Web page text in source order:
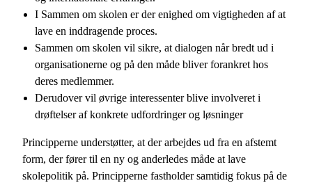
I Sammen om skolen er der enighed om vigtigheden af at
lave en inddragende proces.
Sammen om skolen vil sikre, at dialogen når bredt ud i
organisationerne og på den måde bliver forankret hos
deres medlemmer.
Derudover vil øvrige interessenter blive involveret i
drøftelser af konkrete udfordringer og løsninger
Principperne understøtter, at der arbejdes ud fra en afstemt
form, der fører til en ny og anderledes måde at lave
skolepolitik på. Principperne fastholder samtidig fokus på de